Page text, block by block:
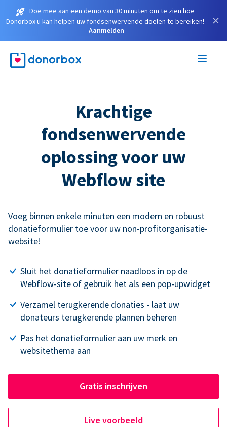
Doe mee aan een demo van 30 minuten om te zien hoe
Donorbox u kan helpen uw fondsenwervende doelen te bereiken!
Aanmelden
×
Krachtige
fondsenwervende
oplossing voor uw
Webflow site
Voeg binnen enkele minuten een modern en robuust
donatieformulier toe voor uw non-profitorganisatie-
website!
Sluit het donatieformulier naadloos in op de
Webflow-site of gebruik het als een pop-upwidget
Verzamel terugkerende donaties - laat uw
donateurs terugkerende plannen beheren
Pas het donatieformulier aan uw merk en
websitethema aan
Gratis inschrijven
Live voorbeeld